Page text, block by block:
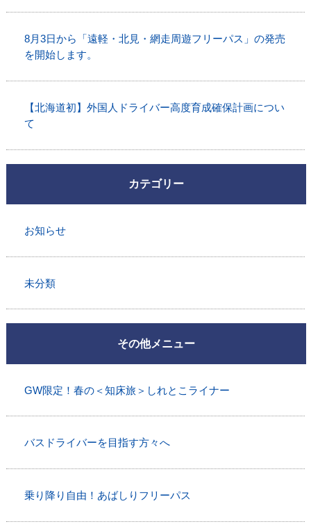
8月3日から「遠軽・北見・網走周遊フリーパス」の発売
を開始します。
【北海道初】外国人ドライバー高度育成確保計画につい
て
カテゴリー
お知らせ
未分類
その他メニュー
GW限定！春の＜知床旅＞しれとこライナー
バスドライバーを目指す方々へ
乗り降り自由！あばしりフリーパス